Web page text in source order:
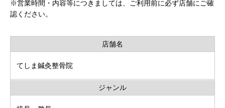
※営業時間・内容等につきましては、ご利用前に必ず店舗にご確
認ください。
店舗名
てしま鍼灸整骨院
ジャンル